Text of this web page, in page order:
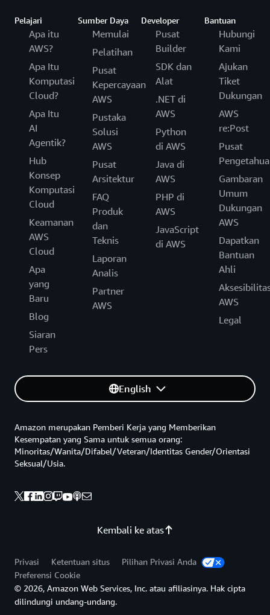
Pelajari
Apa itu
AWS?
Apa Itu
Komputasi
Cloud?
Apa Itu
AI
Agentik?
Hub
Konsep
Komputasi
Cloud
Keamanan
AWS
Cloud
Apa
yang
Baru
Blog
Siaran
Pers
Sumber Daya
Memulai
Pelatihan
Pusat
Kepercayaan
AWS
Pustaka
Solusi
AWS
Pusat
Arsitektur
FAQ
Produk
dan
Teknis
Laporan
Analis
Partner
AWS
Developer
Pusat
Builder
SDK dan
Alat
.NET di
AWS
Python
di AWS
Java di
AWS
PHP di
AWS
JavaScript
di AWS
Bantuan
Hubungi
Kami
Ajukan
Tiket
Dukungan
AWS
re:Post
Pusat
Gambaran
Umum
Dukungan
AWS
Dapatkan
Bantuan
Ahli
AWS
Legal
English
Kembali ke atas
Amazon merupakan Pemberi Kerja yang Memberikan
Kesempatan yang Sama untuk semua orang:
Minoritas/Wanita/Difabel/Veteran/Identitas Gender/Orientasi
Seksual/Usia.
Privasi Ketentuan situs
Pilihan Privasi Anda
Preferensi Cookie
© 2026, Amazon Web Services, Inc. atau afiliasinya. Hak cipta
dilindungi undang-undang.